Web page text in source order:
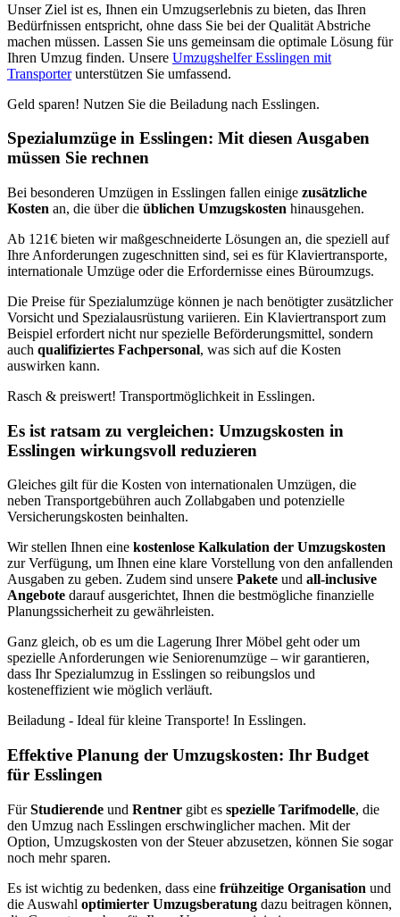
Unser Ziel ist es, Ihnen ein Umzugserlebnis zu bieten, das Ihren
Bedürfnissen entspricht, ohne dass Sie bei der Qualität Abstriche
machen müssen. Lassen Sie uns gemeinsam die optimale Lösung für
Ihren Umzug finden. Unsere Umzugshelfer Esslingen mit
Transporterunterstützen Sie umfassend.
Geld sparen! Nutzen Sie die Beiladung nach Esslingen.
Spezialumzüge in Esslingen: Mit diesen Ausgaben
müssen Sie rechnen
Bei besonderen Umzügen in Esslingen fallen einige zusätzliche
Kosten an, die über die üblichen Umzugskosten hinausgehen.
Ab 121€ bieten wir maßgeschneiderte Lösungen an, die speziell auf
Ihre Anforderungen zugeschnitten sind, sei es für Klaviertransporte,
internationale Umzüge oder die Erfordernisse eines Büroumzugs.
Die Preise für Spezialumzüge können je nach benötigter zusätzlicher
Vorsicht und Spezialausrüstung variieren. Ein Klaviertransport zum
Beispiel erfordert nicht nur spezielle Beförderungsmittel, sondern
auch qualifiziertes Fachpersonal, was sich auf die Kosten
auswirken kann.
Rasch & preiswert! Transportmöglichkeit in Esslingen.
Es ist ratsam zu vergleichen: Umzugskosten in
Esslingen wirkungsvoll reduzieren
Gleiches gilt für die Kosten von internationalen Umzügen, die
neben Transportgebühren auch Zollabgaben und potenzielle
Versicherungskosten beinhalten.
Wir stellen Ihnen eine kostenlose Kalkulation der Umzugskosten
zur Verfügung, um Ihnen eine klare Vorstellung von den anfallenden
Ausgaben zu geben. Zudem sind unsere Pakete und all-inclusive
Angebote darauf ausgerichtet, Ihnen die bestmögliche finanzielle
Planungssicherheit zu gewährleisten.
Ganz gleich, ob es um die Lagerung Ihrer Möbel geht oder um
spezielle Anforderungen wie Seniorenumzüge – wir garantieren,
dass Ihr Spezialumzug in Esslingen so reibungslos und
kosteneffizient wie möglich verläuft.
Beiladung - Ideal für kleine Transporte! In Esslingen.
Effektive Planung der Umzugskosten: Ihr Budget
für Esslingen
FürStudierende und Rentner gibt es spezielle Tarifmodelle, die
den Umzug nach Esslingen erschwinglicher machen. Mit der
Option, Umzugskosten von der Steuer abzusetzen, können Sie sogar
noch mehr sparen.
Es ist wichtig zu bedenken, dass eine frühzeitige Organisation und
die Auswahl optimierter Umzugsberatung dazu beitragen können,